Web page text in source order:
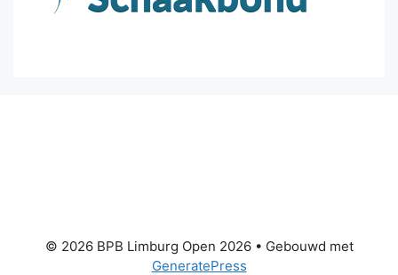
© 2026 BPB Limburg Open 2026• Gebouwd met
GeneratePress